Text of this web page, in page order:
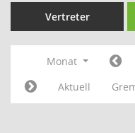
Vertreter
Monat
Aktuell